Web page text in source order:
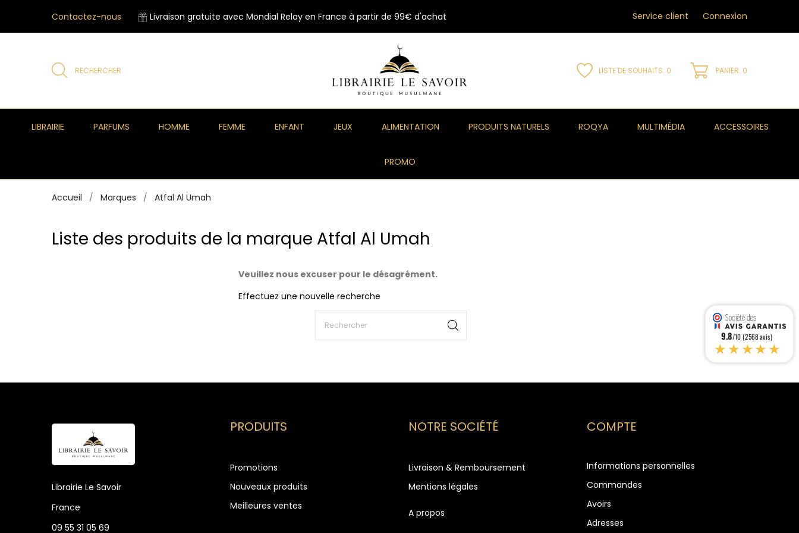
Contactez-nous Livraison gratuite avec Mondial Relay en France à partir de 99€ d'achat Service client Connexion
RECHERCHER LISTE DE SOUHAITS: 0 PANIER: 0
LIBRAIRIE PARFUMS HOMME FEMME ENFANT JEUX ALIMENTATION PRODUITS NATURELS ROQYA MULTIMÉDIA ACCESSOIRES
PROMO
Accueil Marques Atfal Al Umah
Liste des produits de la marque Atfal Al Umah
Veuillez nous excuser pour le désagrément.
Effectuez une nouvelle recherche
Librairie Le Savoir
France
09 55 31 05 69
PRODUITS
Promotions
Nouveaux produits
Meilleures ventes
NOTRE SOCIÉTÉ
Livraison & Remboursement
Mentions légales
A propos
COMPTE
Informations personnelles
Commandes
Avoirs
Adresses
9.8/10 (2568 avis)
★★★★★